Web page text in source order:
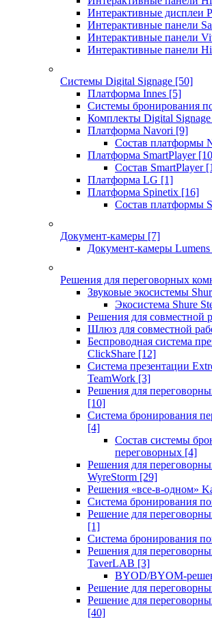
Интерактивные дисплеи
Интерактивные панели
Интерактивные панели
Интерактивные панели
Системы Digital Signage [50]
Платформа Innes [5]
Системы бронирования
Комплекты Digital Signage
Платформа Navori [9]
Состав платформы
Платформа SmartPlayer
Состав SmartPlayer
Платформа LG [1]
Платформа Spinetix [16]
Состав платформы
Документ-камеры [7]
Документ-камеры Lumens
Решения для переговорных
Звуковые экосистемы
Экосистема Shure
Решения для совместной
Шлюз для совместной
Беспроводная система
ClickShare [12]
Система презентации
TeamWork [3]
Решения для
[10]
Система бронирования
[4]
Состав системы
переговорных [4]
Решения для
WyreStorm [29]
Решения «все-в-одном»
Система бронирования
Решение для
[1]
Система бронирования
Решения для
TaverLAB [3]
BYOD/BYOM-
Решение для
Решение для
[40]